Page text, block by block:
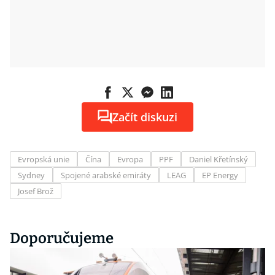
Začít diskuzi
Evropská unie Čína Evropa PPF
Daniel Křetínský
Sydney
Spojené arabské emiráty LEAG
EP Energy
Josef Brož
Doporučujeme